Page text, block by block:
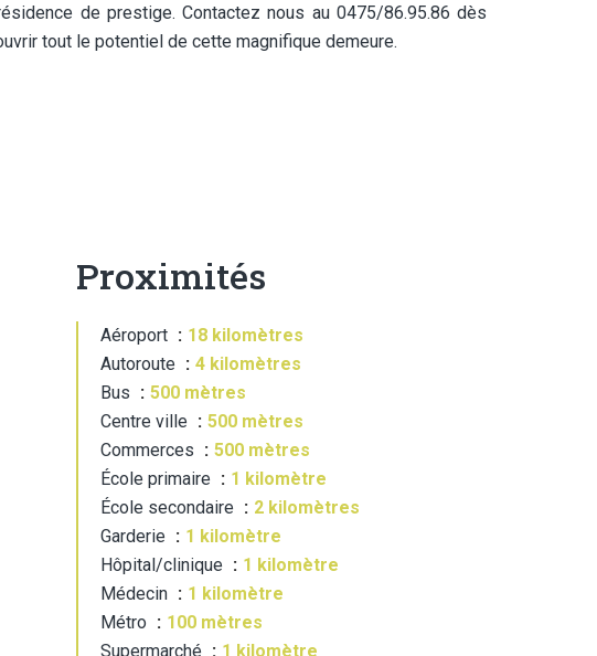
de prestige. Contactez nous au 0475/86.95.86 dès
tout le potentiel de cette magnifique demeure.
Proximités
Aéroport
18 kilomètres
Autoroute
4 kilomètres
Bus
500 mètres
Centre ville
500 mètres
Commerces
500 mètres
École primaire
1 kilomètre
École secondaire
2 kilomètres
Garderie
1 kilomètre
Hôpital/clinique
1 kilomètre
Médecin
1 kilomètre
Métro
100 mètres
Supermarché
1 kilomètre